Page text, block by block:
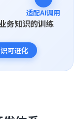
适配AI调用
务知识的训练
可进化